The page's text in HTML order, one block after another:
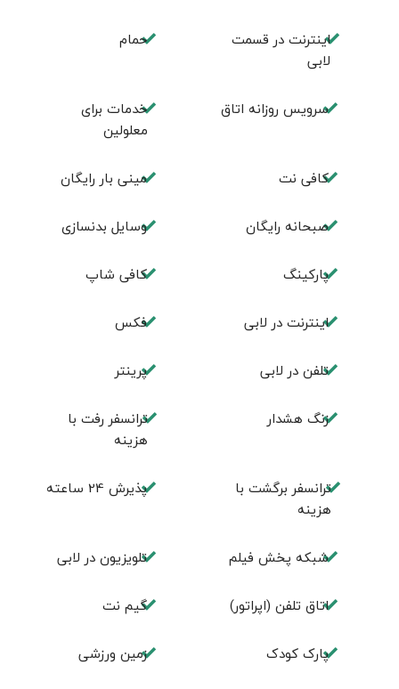
اینترنت در قسمت
لابی
حمام
سرویس روزانه اتاق
خدمات برای
معلولین
کافی نت مینی بار رایگان
صبحانه رایگان وسایل بدنسازی
پاركينگ كافی شاپ
اينترنت در لابی فكس
تلفن در لابی پرینتر
زنگ هشدار
ترانسفر رفت با
هزینه
ترانسفر برگشت با
هزینه
پذیرش 24 ساعته
شبکه پخش فیلم تلویزیون در لابی
اتاق تلفن (اپراتور) گیم نت
پارک کودک زمین ورزشی